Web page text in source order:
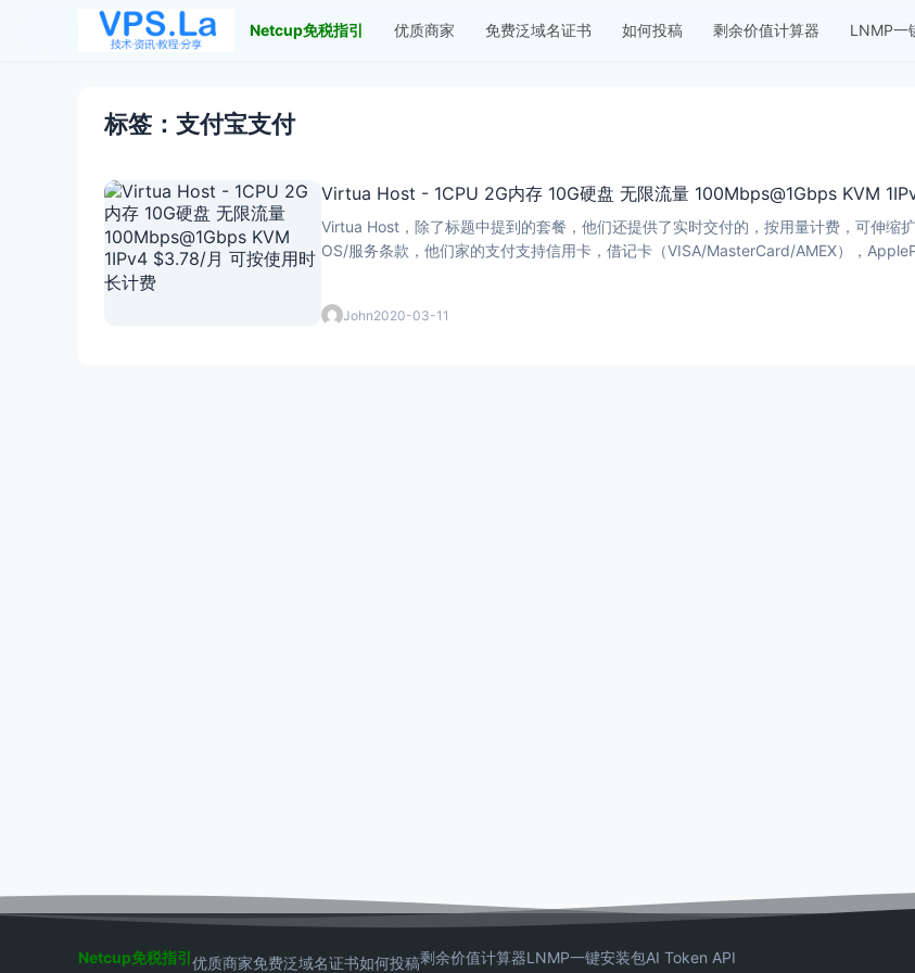
Netcup免税指引 优质商家 免费泛域名证书 如何投稿 剩余价值计算器 LNMP一
标签：支付宝支付
Virtua Host - 1CPU 2G内存 10G硬盘 无限流量 100Mbps@1Gbps KVM
Virtua Host，除了标题中提到的套餐，他们还提供了实时交付的，按用量计费，可伸缩扩展的使用方式。 WHOIS是公开可查的，
OS/服务条款，他们家的支付支持信用卡，借记卡（VISA/MasterCard/AMEX），
John2020-03-11
Netcup免税指引优质商家免费泛域名证书如何投稿剩余价值计算器LNMP一键安装包AI Token API